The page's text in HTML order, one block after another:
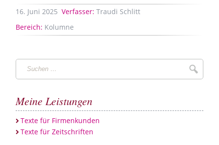
16. Juni 2025 Verfasser: Traudi Schlitt
Bereich: Kolumne
Suchen
…
Meine Leistungen
Texte für Firmenkunden
Texte für Zeitschriften